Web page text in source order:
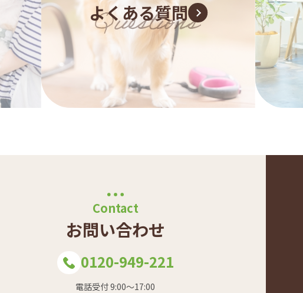
よくある質問
Contact
お問い合わせ
0120-949-221
電話受付 9:00～17:00